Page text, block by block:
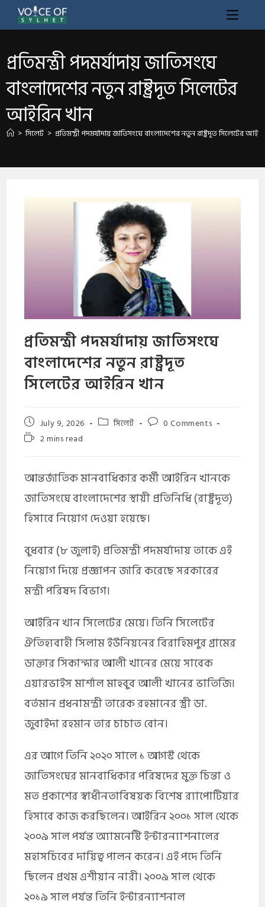
প্রতিমন্ত্রী পদমর্যাদায় জাতিসংঘে
বাংলাদেশের নতুন রাষ্ট্রদূত সিলেটের
আইরিন খান
> সিলেট > প্রতিমন্ত্রী পদমর্যাদায় জাতিসংঘে বাংলাদেশের নতুন রাষ্ট্রদূত সিলেটের
প্রতিমন্ত্রী পদমর্যাদায় জাতিসংঘে
বাংলাদেশের নতুন রাষ্ট্রদূত
সিলেটের আইরিন খান
July 9, 2026 সিলেট
0 Comments
2 mins read
আন্তর্জাতিক মানবাধিকার কর্মী আইরিন খানকে
জাতিসংঘে বাংলাদেশের স্থায়ী প্রতিনিধি (রাষ্ট্রদূত)
হিসাবে নিয়োগ দেওয়া হয়েছে।
বুধবার (৮ জুলাই) প্রতিমন্ত্রী পদমর্যাদায় তাকে এই
নিয়োগ দিয়ে প্রজ্ঞাপন জারি করেছে সরকারের
মন্ত্রী পরিষদ বিভাগ।
আইরিন খান সিলেটের মেয়ে। তিনি সিলেটের
ঐতিহ্যবাহী সিলাম ইউনিয়নের বিরাহিমপুর গ্রামের
ডাক্তার সিকান্দার আলী খানের মেয়ে সাবেক
এয়ারভাইস মার্শাল মাহবুব আলী খানের ভাতিজি।
বর্তমান প্রধনামন্ত্রী তারেক রহমানের স্ত্রী ডা.
জুবাইদা রহমান তার চাচাত বোন।
এর আগে তিনি ২০২০ সালে ১ আগস্ট থেকে
জাতিসংঘের মানবাধিকার পরিষদের মুক্ত চিন্তা ও
মত প্রকাশের স্বাধীনতাবিষয়ক বিশেষ র‌্যাপোটিয়ার
হিসাবে কাজ করছিলেন। আইরিন ২০০১ সাল থেকে
২০০৯ সাল পর্যন্ত অ্যামনেস্টি ইন্টারন্যাশনালের
মহাসচিবের দায়িত্ব পালন করেন। এই পদে তিনি
ছিলেন প্রথম এশীয়ান নারী। ২০০৯ সাল থেকে
২০১৯ সাল পর্যন্ত তিনি ইন্টারন্যাশনাল